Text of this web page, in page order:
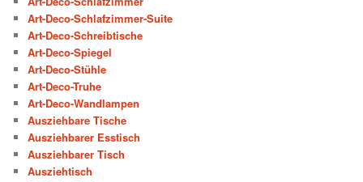
Art-Deco-Schlafzimmer-Suite
Art-Deco-Schreibtische
Art-Deco-Spiegel
Art-Deco-Stühle
Art-Deco-Truhe
Art-Deco-Wandlampen
Ausziehbare Tische
Ausziehbarer Esstisch
Ausziehbarer Tisch
Ausziehtisch